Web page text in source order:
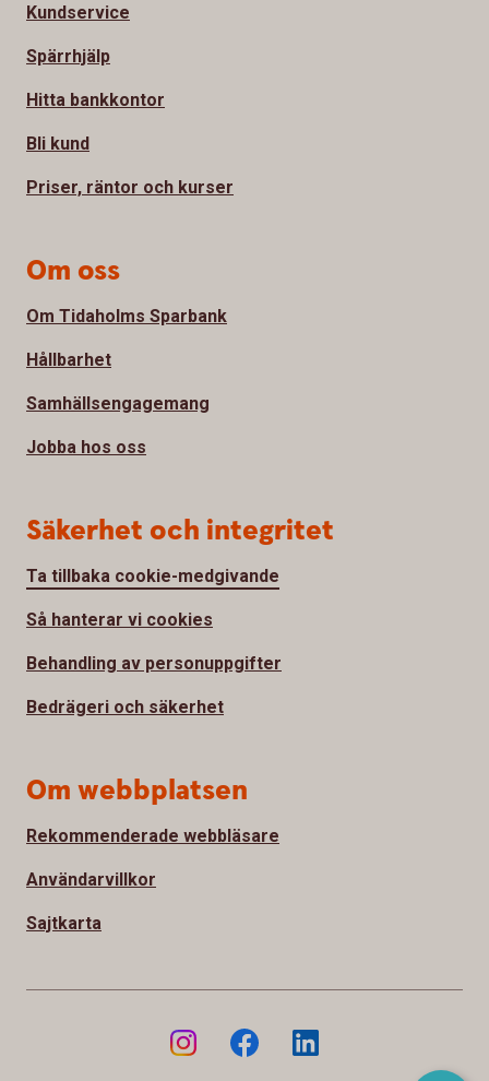
Kundservice
Spärrhjälp
Hitta bankkontor
Bli kund
Priser, räntor och kurser
Om oss
Om Tidaholms Sparbank
Hållbarhet
Samhällsengagemang
Jobba hos oss
Säkerhet och integritet
Ta tillbaka cookie-medgivande
Så hanterar vi cookies
Behandling av personuppgifter
Bedrägeri och säkerhet
Om webbplatsen
Rekommenderade webbläsare
Användarvillkor
Sajtkarta